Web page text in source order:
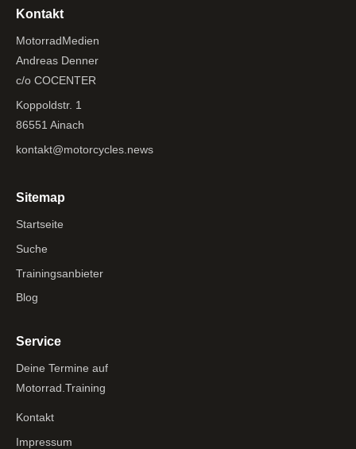
Kontakt
MotorradMedien
Andreas Denner
c/o COCENTER
Koppoldstr. 1
86551 Ainach
kontakt@motorcycles.news
Sitemap
Startseite
Suche
Trainingsanbieter
Blog
Service
Deine Termine auf
Motorrad.Training
Kontakt
Impressum